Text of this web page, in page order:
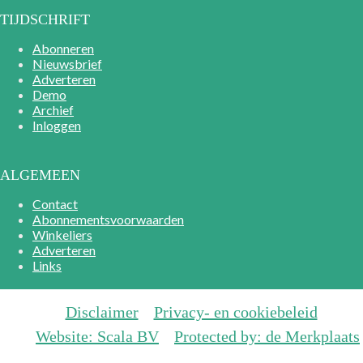
TIJDSCHRIFT
Abonneren
Nieuwsbrief
Adverteren
Demo
Archief
Inloggen
ALGEMEEN
Contact
Abonnementsvoorwaarden
Winkeliers
Adverteren
Links
Disclaimer
Privacy- en cookiebeleid
Website: Scala BV
Protected by: de Merkplaats